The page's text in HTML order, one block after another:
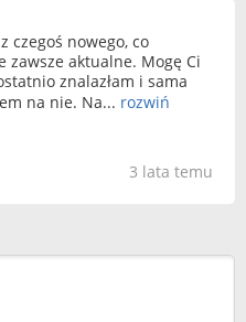
czegoś nowego, co
zawsze aktualne. Mogę Ci
znalazłam i sama
na nie. Na... rozwiń
3 lata temu